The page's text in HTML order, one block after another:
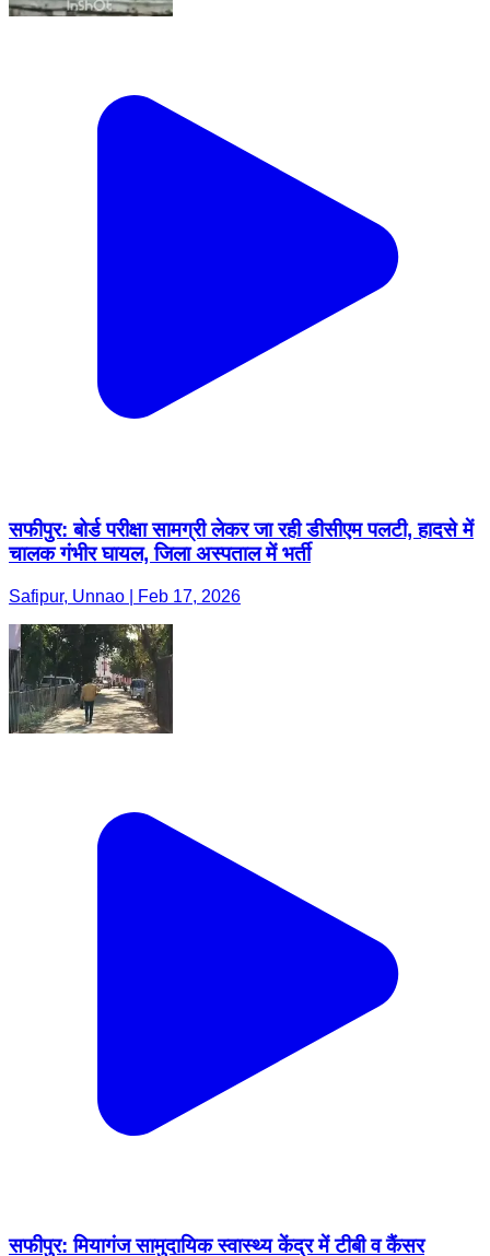
सफीपुर: बोर्ड परीक्षा सामग्री लेकर जा रही डीसीएम पलटी, हादसे में
चालक गंभीर घायल, जिला अस्पताल में भर्ती
Safipur, Unnao | Feb 17, 2026
सफीपुर: मियागंज सामुदायिक स्वास्थ्य केंद्र में टीबी व कैंसर